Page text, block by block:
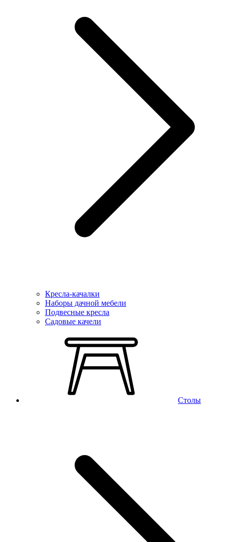
Кресла-качалки
Наборы дачной мебели
Подвесные кресла
Садовые качели
Столы